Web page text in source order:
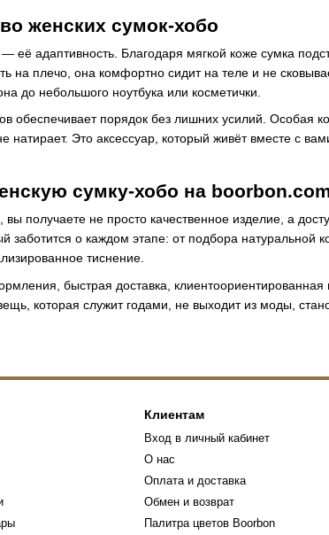
женских сумок-хобо
её адаптивность. Благодаря мягкой коже сумка
на плечо, она комфортно сидит на теле и не
до небольшого ноутбука или косметички.
обеспечивает порядок без лишних усилий. Особая
натирает. Это аксессуар, который живёт вместе с
сумку-хобо на
получаете не просто качественное изделие, а
заботится о каждом этапе: от подбора натуральной
тиснение.
быстрая доставка,
которая служит годами, не выходит из моды,
Клиентам
Вход в личный кабинет
О нас
Оплата и доставка
Обмен и возврат
Палитра цветов Boorbon